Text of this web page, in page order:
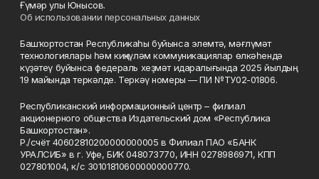
Ғүмәр улы Юнысов.
Об использовании персональных данных
Башҡортостан Республикаһы буйынса элемтә, мәғлүмәт
технологиялары һәм киңкүләм коммуникациялар өлкәһендә
күҙәтеү буйынса федераль хеҙмәт идаралығында 2025 йылдың
19 майында теркәлде. Теркәү номеры — ПИ №ТУ02-01806.
Республиканский информационный центр – филиал
акционерного общества Издательский дом «Республика
Башкортостан».
Р./счёт 40602810200000000005 в Филиал ПАО «БАНК
УРАЛСИБ» в г. Уфе, БИК 048073770, ИНН 0278986971, КПП
027801004, к/с 30101810600000000770.